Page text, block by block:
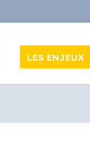
LES ENJEUX